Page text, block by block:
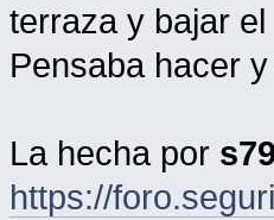
terraza y bajar
Pensaba hacer
La hecha por
https://